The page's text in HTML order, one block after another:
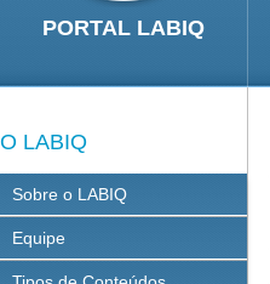
PORTAL LABIQ
O LABIQ
Sobre o LABIQ
Equipe